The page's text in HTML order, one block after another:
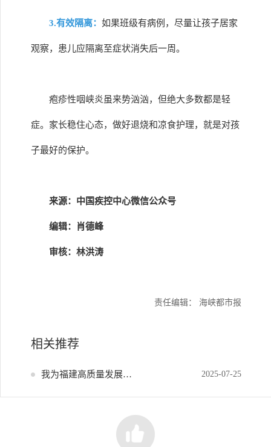
3.有效隔离： 如果班级有病例，尽量让孩子居家
观察，患儿应隔离至症状消失后一周。
疱疹性咽峡炎虽来势汹汹，但绝大多数都是轻
症。家长稳住心态，做好退烧和凉食护理，就是对孩
子最好的保护。
来源：中国疾控中心微信公众号
编辑：肖德峰
审核：林洪涛
责任编辑： 海峡都市报
相关推荐
我为福建高质量发展献策 2025-07-25